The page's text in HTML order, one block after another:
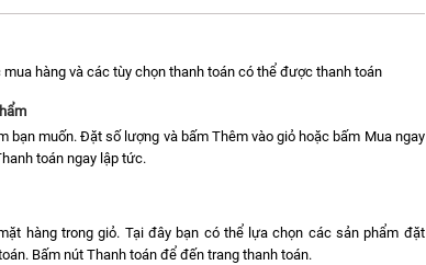
hàng và các tùy chọn thanh toán có thể được thanh toán
bạn muốn. Đặt số lượng và bấm Thêm vào giỏ hoặc bấm Mua ngay
toán ngay lập tức.
hàng trong giỏ. Tại đây bạn có thể lựa chọn các sản phẩm đặt
Bấm nút Thanh toán để đến trang thanh toán.